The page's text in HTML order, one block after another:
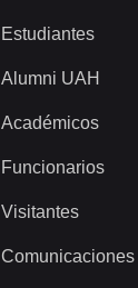
Estudiantes
Alumni UAH
Académicos
Funcionarios
Visitantes
Comunicaciones